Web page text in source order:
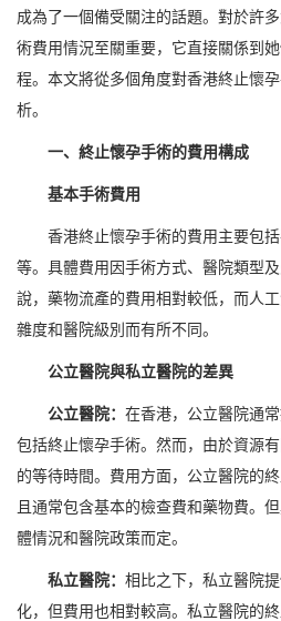
成為了一個備受關注的話題。對於許
術費用情況至關重要，它直接關係到
程。本文將從多個角度對香港終止懷
析。
一、終止懷孕手術的費用構成
基本手術費用
香港終止懷孕手術的費用主要包
等。具體費用因手術方式、醫院類型
說，藥物流產的費用相對較低，而人
雜度和醫院級別而有所不同。
公立醫院與私立醫院的差異
公立醫院： 在香港，公立醫院通
包括終止懷孕手術。然而，由於資源
的等待時間。費用方面，公立醫院的
且通常包含基本的檢查費和藥物費。
體情況和醫院政策而定。
私立醫院： 相比之下，私立醫院
化，但費用也相對較高。私立醫院的